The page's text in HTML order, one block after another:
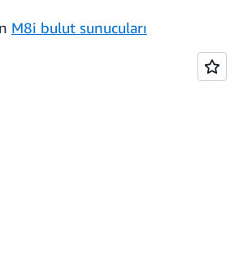
M8i bulut sunucuları